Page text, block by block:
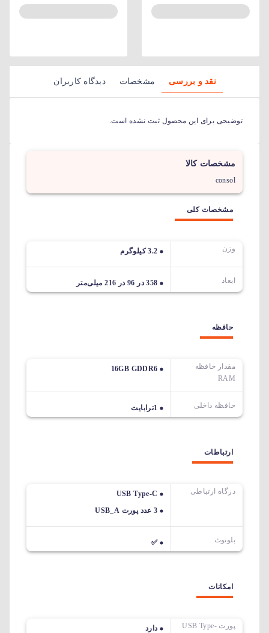
نقد و بررسی مشخصات دیدگاه کاربران
توضیحی برای این محصول ثبت نشده است.
مشخصات کالا
consol
مشخصات کلی
وزن 3.2 کیلوگرم
ابعاد 358 در 96 در 216 میلی‌متر
حافظه
مقدار حافظه
RAM
16GB GDDR6
حافظه داخلی 1ترابایت
ارتباطات
درگاه ارتباطی
USB Type-C
3 عدد پورت USB_A
بلوتوث ✅
امکانات
پورت USB Type-
دارد